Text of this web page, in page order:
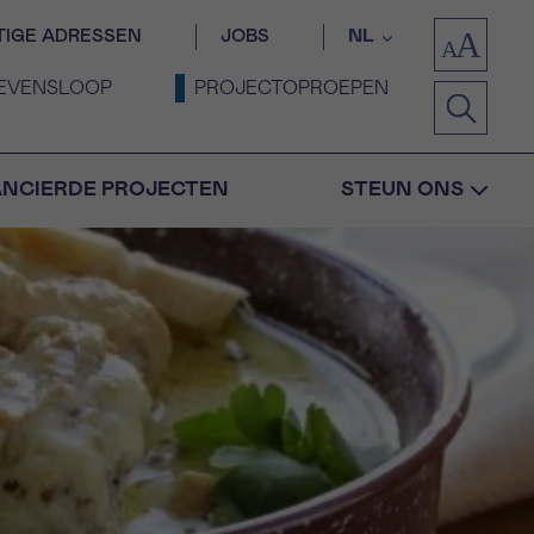
ADRESSEN JOBS NL
PROJECTOPROEPEN
PROJECTEN STEUN ONS
Bevestiging